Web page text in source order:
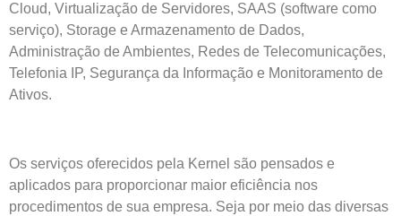
Cloud, Virtualização de Servidores, SAAS (software como
serviço), Storage e Armazenamento de Dados,
Administração de Ambientes, Redes de Telecomunicações,
Telefonia IP, Segurança da Informação e Monitoramento de
Ativos.
Os serviços oferecidos pela Kernel são pensados e
aplicados para proporcionar maior eficiência nos
procedimentos de sua empresa. Seja por meio das diversas